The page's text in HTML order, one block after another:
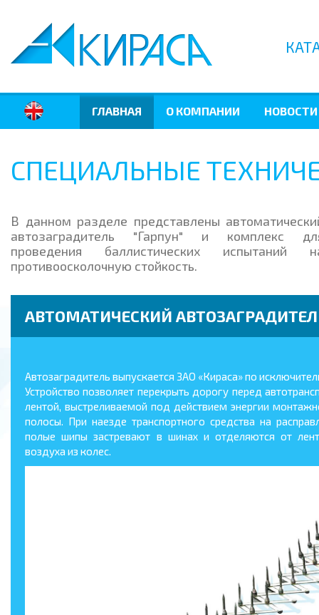
ГЛАВНАЯ О КОМПАНИИ НОВОСТИ
СПЕЦИАЛЬНЫЕ
В данном разделе представлены
автозаградитель "Гарпун" и комплекс
проведения баллистических испытаний
противоосколочную стойкость.
АВТОМАТИЧЕСКИЙ
Автозаградитель выпускается ЗАО «Кираса» по
Устройство позволяет перекрыть дорогу перед
лентой, выстреливаемой под действием энергии
полосы. При наезде транспортного средства на
полые шипы застревают в шинах и отделяются от
воздуха из колес.